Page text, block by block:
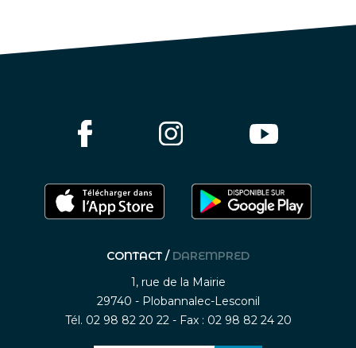
CONTACT / DAREMPRED
1, rue de la Mairie
29740 - Plobannalec-Lesconil
Tél. 02 98 82 20 22 - Fax : 02 98 82 24 20